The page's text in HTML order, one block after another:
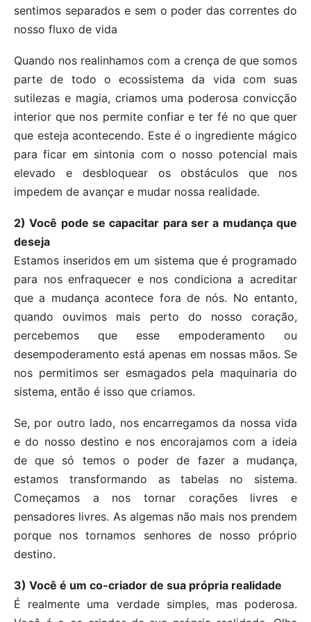
sentimos separados e sem o poder das correntes do
nosso fluxo de vida
Quando nos realinhamos com a crença de que somos
parte de todo o ecossistema da vida com suas
sutilezas e magia, criamos uma poderosa convicção
interior que nos permite confiar e ter fé no que quer
que esteja acontecendo. Este é o ingrediente mágico
para ficar em sintonia com o nosso potencial mais
elevado e desbloquear os obstáculos que nos
impedem de avançar e mudar nossa realidade.
2) Você pode se capacitar para ser a mudança que
deseja
Estamos inseridos em um sistema que é programado
para nos enfraquecer e nos condiciona a acreditar
que a mudança acontece fora de nós. No entanto,
quando ouvimos mais perto do nosso coração,
percebemos que esse empoderamento ou
desempoderamento está apenas em nossas mãos. Se
nos permitimos ser esmagados pela maquinaria do
sistema, então é isso que criamos.
Se, por outro lado, nos encarregamos da nossa vida
e do nosso destino e nos encorajamos com a ideia
de que só temos o poder de fazer a mudança,
estamos transformando as tabelas no sistema.
Começamos a nos tornar corações livres e
pensadores livres. As algemas não mais nos prendem
porque nos tornamos senhores de nosso próprio
destino.
3) Você é um co-criador de sua própria realidade
É realmente uma verdade simples, mas poderosa.